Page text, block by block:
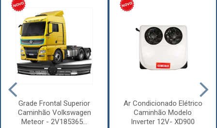
Grade Frontal Superior
Caminhão Volkswagen
Meteor - 2V185365...
Ar Condicionado Elétrico
Caminhão Modelo
Inverter 12V- XD900